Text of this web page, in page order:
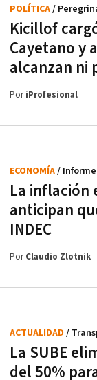
Kicillof
Cayetano y
alcanzan ni
POLÍTICA/
PoriProfesional
La inflación
anticipan
INDEC
ECONOMÍA/ Informe
PorClaudio Zlotnik
La SUBE
del 50%
ACTUALIDAD /